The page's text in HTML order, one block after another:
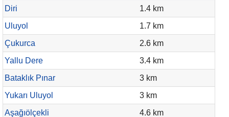
Diri
1.4 km
Uluyol
1.7 km
Çukurca
2.6 km
Yallu Dere
3.4 km
Bataklık Pınar
3 km
Yukarı Uluyol
3 km
Aşağıölçekli
4.6 km